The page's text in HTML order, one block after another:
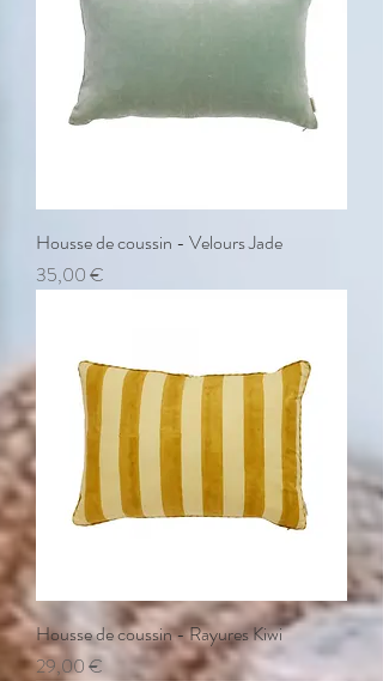
Housse de coussin - Velours Jade
Prix
35,00 €
Housse de coussin - Rayures Kiwi
Prix
29,00 €